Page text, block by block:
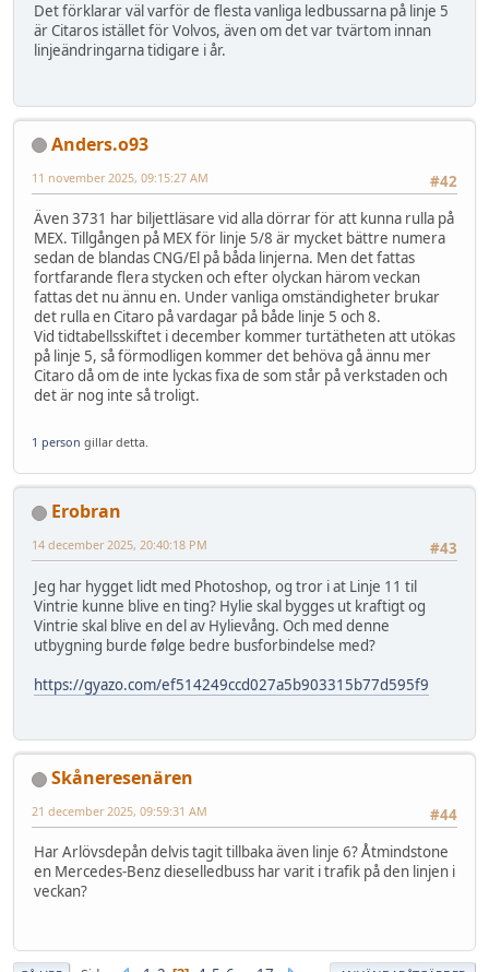
Det förklarar väl varför de flesta vanliga ledbussarna på linje 5
är Citaros istället för Volvos, även om det var tvärtom innan
linjeändringarna tidigare i år.
Anders.o93
#42
11 november 2025, 09:15:27 AM
Även 3731 har biljettläsare vid alla dörrar för att kunna rulla på
MEX. Tillgången på MEX för linje 5/8 är mycket bättre numera
sedan de blandas CNG/El på båda linjerna. Men det fattas
fortfarande flera stycken och efter olyckan härom veckan
fattas det nu ännu en. Under vanliga omständigheter brukar
det rulla en Citaro på vardagar på både linje 5 och 8.
Vid tidtabellsskiftet i december kommer turtätheten att utökas
på linje 5, så förmodligen kommer det behöva gå ännu mer
Citaro då om de inte lyckas fixa de som står på verkstaden och
det är nog inte så troligt.
1 person gillar detta.
Erobran
#43
14 december 2025, 20:40:18 PM
Jeg har hygget lidt med Photoshop, og tror i at Linje 11 til
Vintrie kunne blive en ting? Hylie skal bygges ut kraftigt og
Vintrie skal blive en del av Hylievång. Och med denne
utbygning burde følge bedre busforbindelse med?
https://gyazo.com/ef514249ccd027a5b903315b77d595f9
Skåneresenären
#44
21 december 2025, 09:59:31 AM
Har Arlövsdepån delvis tagit tillbaka även linje 6? Åtmindstone
en Mercedes-Benz dieselledbuss har varit i trafik på den linjen i
veckan?